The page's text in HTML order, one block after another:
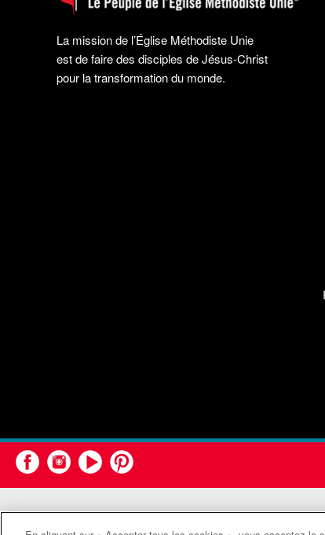
La mission de l’Église Méthodiste Unie
est de faire des disciples de Jésus-Christ
pour la transformation du monde.